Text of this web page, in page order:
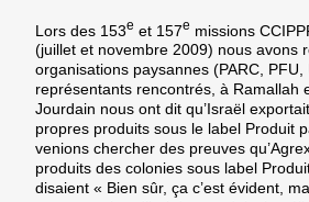
Lors des 153e et 157e missions
(juillet et novembre 2009) nous avons
organisations paysannes (PARC, PFU,
représentants rencontrés, à Ramallah
Jourdain nous ont dit qu’Israël
propres produits sous le label Produit
venions chercher des preuves
produits des colonies sous label
disaient « Bien sûr, ça c’est évident,